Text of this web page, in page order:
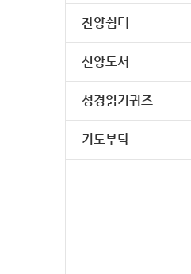
찬양쉼터
신앙도서
성경읽기퀴즈
기도부탁